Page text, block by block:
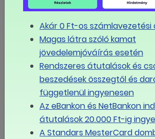
Akár 0 Ft-os számlavezetési
Magas látra szóló kamat
jövedelemjóváírás esetén
Rendszeres átutalások és
beszedések összegtől és
függetlenül ingyenesen
Az eBankon és NetBankon
átutalások 20.000 Ft-ig
A Standars MesterCard